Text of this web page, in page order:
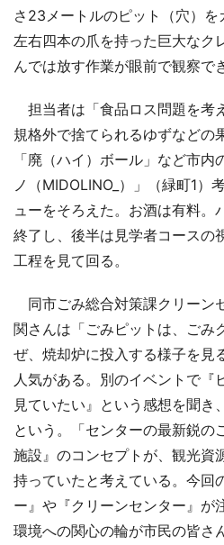
さ23メートルのピット（穴）を
左右四本の爪を持った巨大なク
んでは放す作業が眼前で観察で
担当者は「食品ロス問題を考
規格外で捨てられるゆずなどの
「廃（ハイ）ボール」など市内
ノ（MIDOLINO_）」（緑町1）
ューをそろえた。お酒は有料。
終了し、後半は見学者コースの
工程を見て回る。
同市ごみ総合対策課クリーン
関さんは「ごみピットは、ごみ
ぜ、焼却炉に投入する様子を見
人気がある。別のイベントで『
見ていたい』という感想を聞き
という。「センターの最新鋭の
施設』のコンセプトが、観光資
持っていたと考えている。今回
ー』や『クリーンセンター』が
環境への関心の輪が市民の皆さ